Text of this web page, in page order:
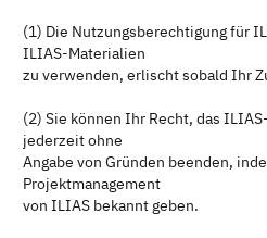
(1) Die Nutzungsberechtigung für
ILIAS-Materialien
zu verwenden, erlischt sobald Ihr
(2) Sie können Ihr Recht, das
jederzeit ohne
Angabe von Gründen beenden,
Projektmanagement
von ILIAS bekannt geben.